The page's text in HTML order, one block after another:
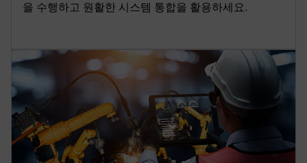
을 수행하고 원활한 시스템 통합을 활용하세요.